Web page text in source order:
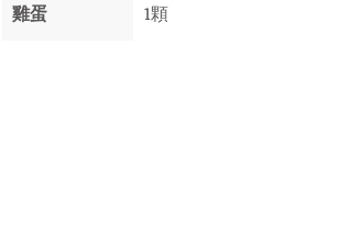
雞蛋 1顆